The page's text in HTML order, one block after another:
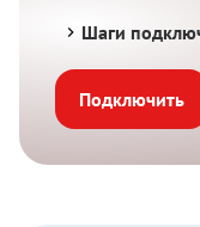
Шаги
Подключить